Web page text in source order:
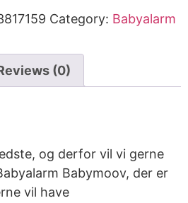
Category: Babyalarm
(0)
og derfor vil vi gerne
Babymoov, der er
vil have